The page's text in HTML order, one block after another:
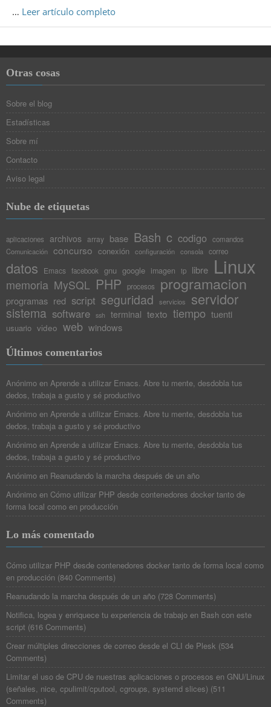
… Leer artículo completo
Otras cosas
Sobre el blog
Estadísticas
Sobre mí
Contacto
Aviso legal
Nube de etiquetas
aplicaciones archivos array base Bash c codigo
comandos
Comunicación concurso conexión configuración consola correo
datos Emacs facebook gnu google imagen ip libre Linux
memoria MySQL PHP procesos programacion
programas red script seguridad servicios servidor
sistema software ssh terminal texto tiempo tuenti
usuario video web windows
Últimos comentarios
Anónimo en Aprende a utilizar Emacs. Abre tu mente, desdobla tus
dedos, trabaja a gusto y sé productivo
Anónimo en Aprende a utilizar Emacs. Abre tu mente, desdobla tus
dedos, trabaja a gusto y sé productivo
Anónimo en Aprende a utilizar Emacs. Abre tu mente, desdobla tus
dedos, trabaja a gusto y sé productivo
Anónimo en Reanudando la marcha después de un año
Anónimo en Cómo utilizar PHP desde contenedores docker tanto de
forma local como en producción
Lo más comentado
Cómo utilizar PHP desde contenedores docker tanto de forma local como
en producción (840 Comments)
Reanudando la marcha después de un año (728 Comments)
Notifica, logea y enriquece tu experiencia de trabajo en Bash con este
script (616 Comments)
Crear múltiples direcciones de correo desde el CLI de Plesk (534
Comments)
Limitar el uso de CPU de nuestras aplicaciones o procesos en GNU/Linux
(señales, nice, cpulimit/cputool, cgroups, systemd slices) (511
Comments)